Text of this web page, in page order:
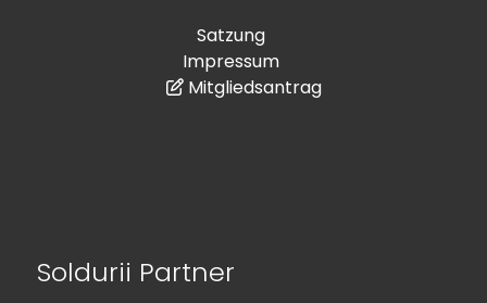
Satzung
Impressum
Mitgliedsantrag
Soldurii Partner